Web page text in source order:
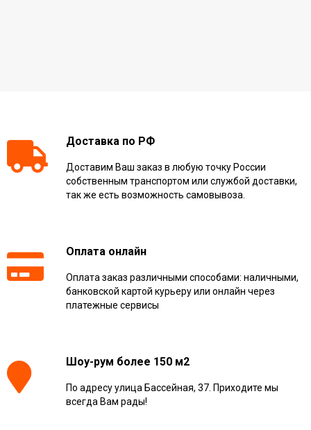
Доставка по РФ
Доставим Ваш заказ в любую точку России
собственным транспортом или службой доставки,
так же есть возможность самовывоза.
Оплата онлайн
Оплата заказ различными способами: наличными,
банковской картой курьеру или онлайн через
платежные сервисы
Шоу-рум более 150 м2
По адресу улица Бассейная, 37. Приходите мы
всегда Вам рады!